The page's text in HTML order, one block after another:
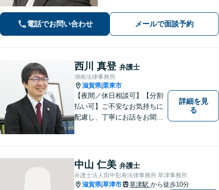
にご相談ください。
電話でお問い合わせ メールで面談予約
西川 真登 弁護士
湖南法律事務所
滋賀県|栗東市
【夜間／休日相談可】【分割
払い可】ご不安なお気持ちに
配慮し、丁寧にお話をお聞き
い合わせください。
詳細を見
る
中山 仁美 弁護士
弁護士法人田中彰寿法律事務所 草津事務所
滋賀県|草津市 草津駅 から徒歩10分